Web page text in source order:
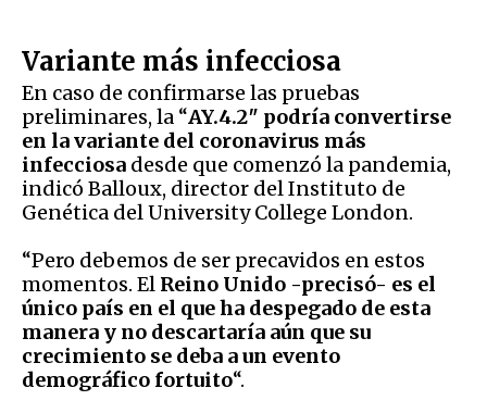
Variante más infecciosa
En caso de confirmarse las pruebas
preliminares, la “AY.4.2″ podría convertirse
en la variante del coronavirus más
infecciosa desde que comenzó la pandemia,
indicó Balloux, director del Instituto de
Genética del University College London.
“Pero debemos de ser precavidos en estos
momentos. El Reino Unido -precisó- es el
único país en el que ha despegado de esta
manera y no descartaría aún que su
crecimiento se deba a un evento
demográfico fortuito“.